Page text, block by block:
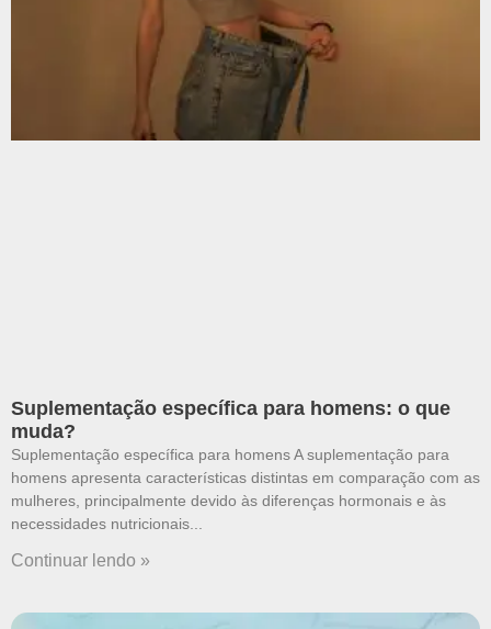
Suplementação específica para homens: o que
muda?
Suplementação específica para homens A suplementação para
homens apresenta características distintas em comparação com as
mulheres, principalmente devido às diferenças hormonais e às
necessidades nutricionais
Continuar lendo »